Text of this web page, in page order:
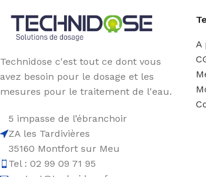
Technidose c'est tout ce dont vous
avez besoin pour le dosage et les
mesures pour le traitement de l'eau.
5 impasse de l’ébranchoir
ZA les Tardivières
35160 Montfort sur Meu
Tel : 02 99 09 71 95
A